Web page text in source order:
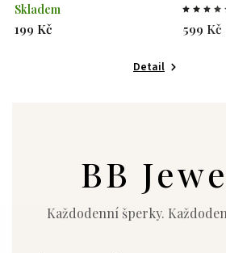
Skladem
199 Kč
Detail
599 Kč
BB
Každodenní šperky.